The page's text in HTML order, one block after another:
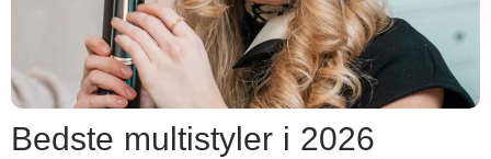
Bedste multistyler i 2026